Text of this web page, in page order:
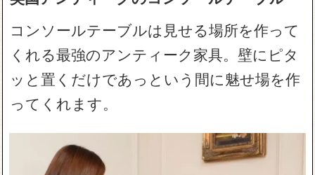
コンソールテーブルは見せる場所を作って
くれる最強のアンティーク家具。壁にピタ
ッと置くだけであっという間に魅せ場を作
ってくれます。